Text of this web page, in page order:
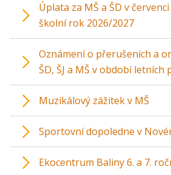
Úplata za MŠ a ŠD v
školní rok 2026/2027
Oznámení o přerušeních a
ŠD, ŠJ a MŠ v období letních
Muzikálový zážitek v MŠ
Sportovní dopoledne v
Ekocentrum Baliny 6. a 7.